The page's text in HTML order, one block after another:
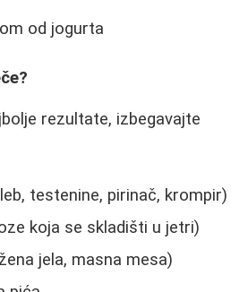
od jogurta
rezultate, izbegavajte
testenine, pirinač, krompir)
koja se skladišti u jetri)
jela, masna mesa)